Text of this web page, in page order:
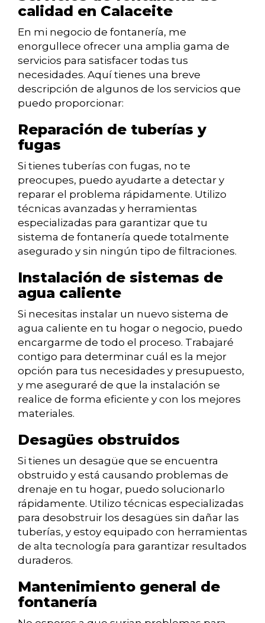
calidad en Calaceite
En mi negocio de fontanería, me
enorgullece ofrecer una amplia gama de
servicios para satisfacer todas tus
necesidades. Aquí tienes una breve
descripción de algunos de los servicios que
puedo proporcionar:
Reparación de tuberías y
fugas
Si tienes tuberías con fugas, no te
preocupes, puedo ayudarte a detectar y
reparar el problema rápidamente. Utilizo
técnicas avanzadas y herramientas
especializadas para garantizar que tu
sistema de fontanería quede totalmente
asegurado y sin ningún tipo de filtraciones.
Instalación de sistemas de
agua caliente
Si necesitas instalar un nuevo sistema de
agua caliente en tu hogar o negocio, puedo
encargarme de todo el proceso. Trabajaré
contigo para determinar cuál es la mejor
opción para tus necesidades y presupuesto,
y me aseguraré de que la instalación se
realice de forma eficiente y con los mejores
materiales.
Desagües obstruidos
Si tienes un desagüe que se encuentra
obstruido y está causando problemas de
drenaje en tu hogar, puedo solucionarlo
rápidamente. Utilizo técnicas especializadas
para desobstruir los desagües sin dañar las
tuberías, y estoy equipado con herramientas
de alta tecnología para garantizar resultados
duraderos.
Mantenimiento general de
fontanería